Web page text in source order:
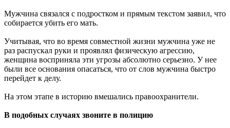
Мужчина связался с подростком и прямым текстом заявил, что
собирается убить его мать.
Учитывая, что во время совместной жизни мужчина уже не
раз распускал руки и проявлял физическую агрессию,
женщина восприняла эти угрозы абсолютно серьезно. У нее
были все основания опасаться, что от слов мужчина быстро
перейдет к делу.
На этом этапе в историю вмешались правоохранители.
В подобных случаях звоните в полицию